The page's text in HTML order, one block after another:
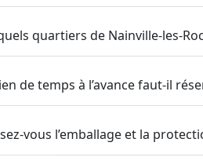
quartiers de Nainville-les-
de temps à l’avance faut-il
vous l’emballage et la